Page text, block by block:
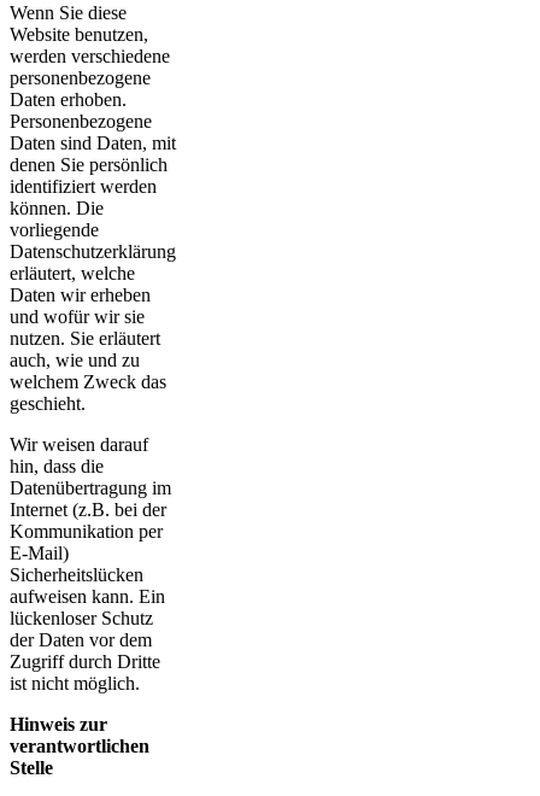
Wenn Sie diese
Website benutzen,
werden verschiedene
personenbezogene
Daten erhoben.
Personenbezogene
Daten sind Daten, mit
denen Sie persönlich
identifiziert werden
können. Die
vorliegende
Datenschutzerklärung
erläutert, welche
Daten wir erheben
und wofür wir sie
nutzen. Sie erläutert
auch, wie und zu
welchem Zweck das
geschieht.
Wir weisen darauf
hin, dass die
Datenübertragung im
Internet (z.B. bei der
Kommunikation per
E-Mail)
Sicherheitslücken
aufweisen kann. Ein
lückenloser Schutz
der Daten vor dem
Zugriff durch Dritte
ist nicht möglich.
Hinweis zur
verantwortlichen
Stelle